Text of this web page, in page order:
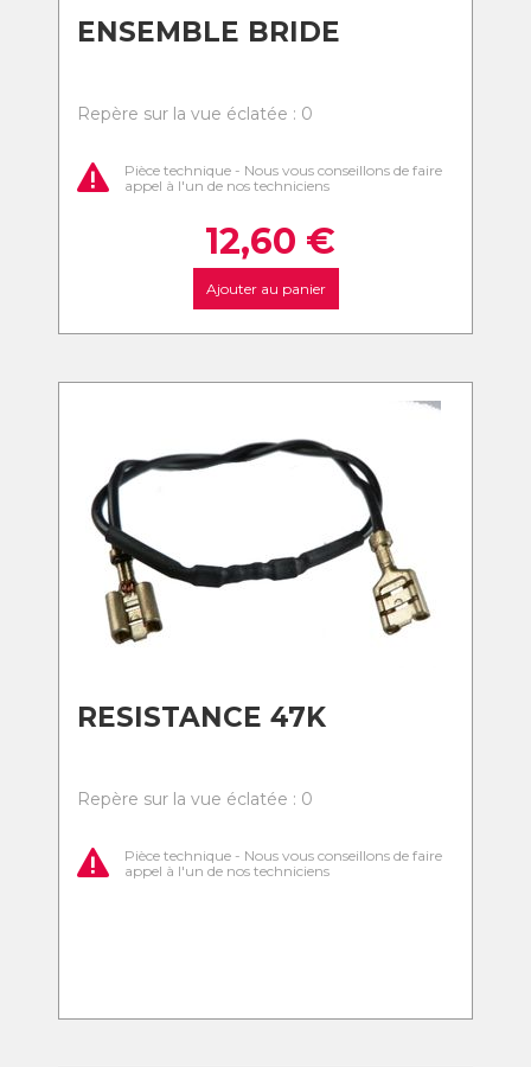
ENSEMBLE BRIDE
Repère sur la vue éclatée : 0
Pièce technique - Nous vous conseillons de faire
appel à l'un de nos techniciens
12,60 €
Ajouter au panier
RESISTANCE 47K
Repère sur la vue éclatée : 0
Pièce technique - Nous vous conseillons de faire
appel à l'un de nos techniciens